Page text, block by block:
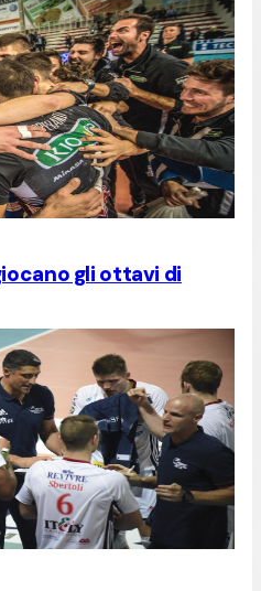
gli ottavi di